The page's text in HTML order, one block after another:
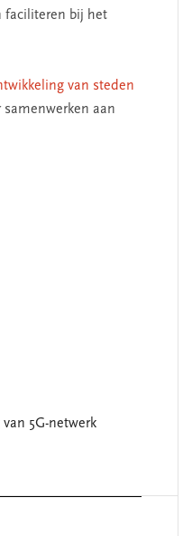
faciliteren bij het
van steden
aan
5G-netwerk